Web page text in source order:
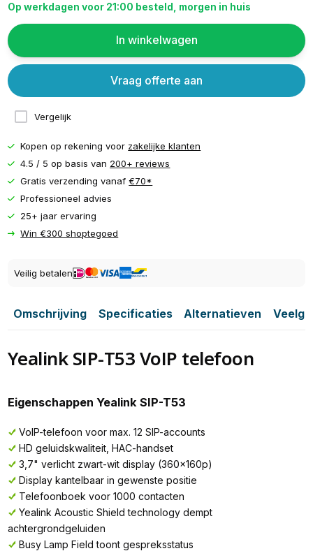
Op werkdagen voor 21:00 besteld, morgen in huis
In winkelwagen
Vergelijk
Vraag offerte aan
Kopen op rekening voor zakelijke klanten
4.5 / 5 op basis van 200+ reviews
Gratis verzending vanaf€70*
Professioneel advies
25+ jaar ervaring
Win €300 shoptegoed
Veilig betalen
Omschrijving Specificaties Alternatieven
Yealink SIP-T53 VoIP telefoon
Eigenschappen Yealink SIP-T53
VoIP-telefoon voor max. 12 SIP-accounts
HD geluidskwaliteit, HAC-handset
3,7" verlicht zwart-wit display (360x160p)
Display kantelbaar in gewenste positie
Telefoonboek voor 1000 contacten
Yealink Acoustic Shield technology dempt
achtergrondgeluiden
Busy Lamp Field toont gespreksstatus